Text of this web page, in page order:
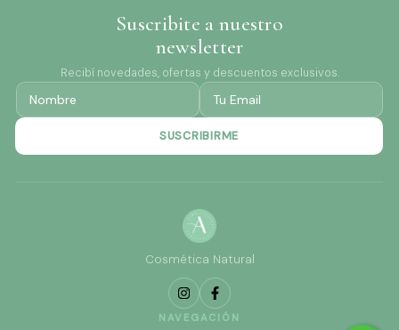
Suscribite a nuestro
newsletter
Recibí novedades, ofertas y descuentos exclusivos.
Cosmética Natural
NAVEGACIÓN